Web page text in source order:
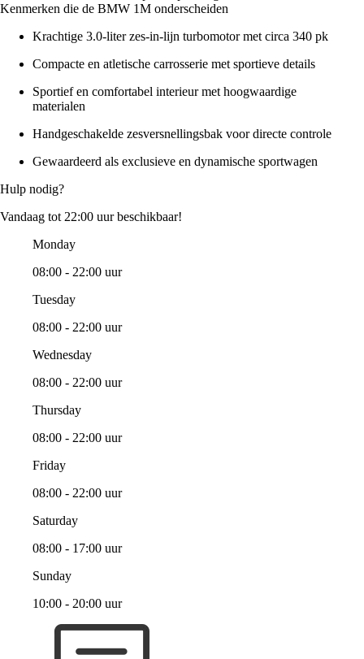
Kenmerken die de BMW 1M onderscheiden
Krachtige 3.0-liter zes-in-lijn turbomotor met circa 340 pk
Compacte en atletische carrosserie met sportieve details
Sportief en comfortabel interieur met hoogwaardige
materialen
Handgeschakelde zesversnellingsbak voor directe controle
Gewaardeerd als exclusieve en dynamische sportwagen
Hulp nodig?
Vandaag tot 22:00 uur beschikbaar!
Monday
08:00 - 22:00 uur
Tuesday
08:00 - 22:00 uur
Wednesday
08:00 - 22:00 uur
Thursday
08:00 - 22:00 uur
Friday
08:00 - 22:00 uur
Saturday
08:00 - 17:00 uur
Sunday
10:00 - 20:00 uur